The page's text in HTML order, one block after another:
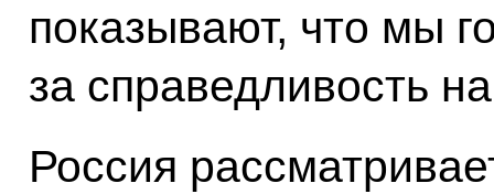
показывают, что мы
за справедливость
Россия